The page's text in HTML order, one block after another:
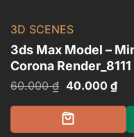
3D SCENES
3ds Max Model –
Corona Render_8111
60.000₫ Giá
là:
60.000 ₫.
40.000 ₫Giá
hiện
tại